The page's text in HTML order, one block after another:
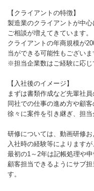
【クライアントの特徴】
製造業のクライアントが中
ご相談が増えてきています。
クライアントの年商規模が
当ができる可能性もございま
※担当企業数はご経験に応じ
【入社後のイメージ】
まずは書類作成など先輩社員
同社での仕事の進め方や顧
徐々に案件を引き継ぎ、担当
研修については、動画研修お
入社時の経験等によりますが
最初の1～2年は記帳処理や申
顧客担当できるようにサブ
す。